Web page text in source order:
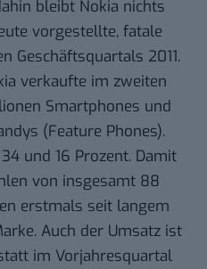
bleibt Nokia nichts
vorgestellte, fatale
Geschäftsquartals 2011.
verkaufte im zweiten
Smartphones und
(Feature Phones).
und 16 Prozent. Damit
von insgesamt 88
erstmals seit langem
Auch der Umsatz ist
im Vorjahresquartal